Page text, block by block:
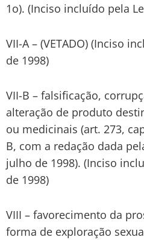
1o). (Inciso incluído pela
VII-A – (VETADO) (Inciso
de 1998)
VII-B – falsificação,
alteração de produto
ou medicinais (art. 273,
B, com a redação dada
julho de 1998). (Inciso
de 1998)
VIII – favorecimento da
forma de exploração